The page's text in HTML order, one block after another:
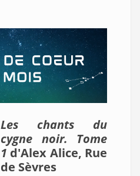
Les chants du
cygne noir. Tome
1 d'Alex Alice, Rue
de Sèvres